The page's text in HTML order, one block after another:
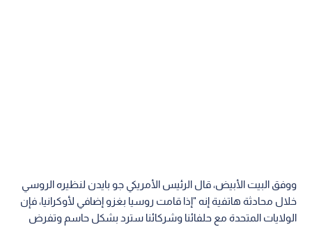
ووفق البيت الأبيض، قال الرئيس الأمريكي جو بايدن لنظيره الروسي
خلال محادثة هاتفية إنه "إذا قامت روسيا بغزو إضافي لأوكرانيا، فإن
الولايات المتحدة مع حلفائنا وشركائنا سترد بشكل حاسم وتفرض